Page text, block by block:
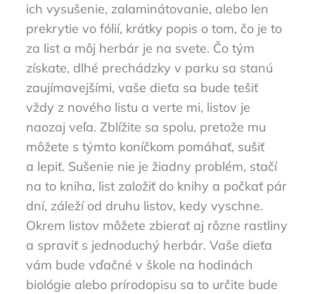
ich vysušenie, zalaminátovanie, alebo len
prekrytie vo fólií, krátky popis o tom, čo je to
za list a môj herbár je na svete. Čo tým
získate, dlhé prechádzky v parku sa stanú
zaujímavejšími, vaše dieťa sa bude tešiť
vždy z nového listu a verte mi, listov je
naozaj veľa. Zblížite sa spolu, pretože mu
môžete s týmto koníčkom pomáhať, sušiť
a lepiť. Sušenie nie je žiadny problém, stačí
na to kniha, list založiť do knihy a počkať pár
dní, záleží od druhu listov, kedy vyschne.
Okrem listov môžete zbierať aj rôzne rastliny
a spraviť s jednoduchý herbár. Vaše dieťa
vám bude vďačné v škole na hodinách
biológie alebo prírodopisu sa to určite bude